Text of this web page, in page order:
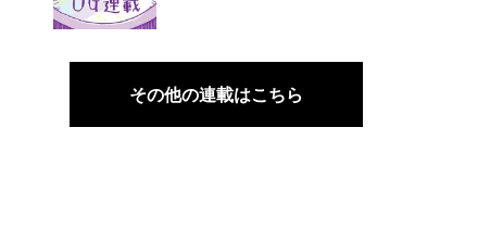
その他の連載はこちら